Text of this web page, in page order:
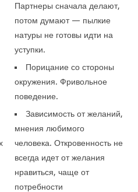
Партнеры сначала делают,
потом думают — пылкие
натуры не готовы идти на
уступки.
Порицание со стороны
окружения. Фривольное
поведение.
Зависимость от желаний,
мнения любимого
человека. Откровенность не
всегда идет от желания
нравиться, чаще от
потребности